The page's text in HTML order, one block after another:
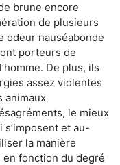
brune encore
de plusieurs
odeur nauséabonde
porteurs de
De plus, ils
assez violentes
animaux
le mieux
et au-
la manière
fonction du degré